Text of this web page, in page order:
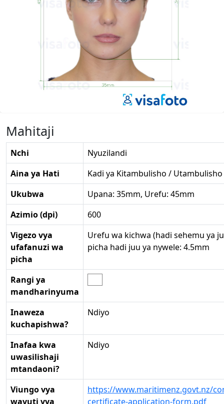
Mahitaji
Nchi
Nyuzilandi
Aina ya Hati
Kadi ya Kitambulisho / Utambulisho
Ukubwa
Upana: 35mm, Urefu: 45mm
Azimio (dpi)
600
Vigezo vya
ufafanuzi wa
picha
Urefu wa kichwa (hadi sehemu ya
picha hadi juu ya nywele: 4.5mm
Rangi ya
mandharinyuma
Inaweza
kuchapishwa?
Ndiyo
Inafaa kwa
uwasilishaji
mtandaoni?
Ndiyo
Viungo vya
wavuti vya
https://www.maritimenz.govt.nz/
certificate-application-form.pdf